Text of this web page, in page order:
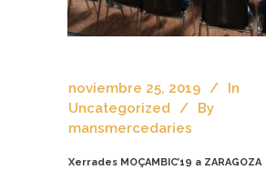
noviembre 25, 2019
In
Uncategorized
By
mansmercedaries
Xerrades MOÇAMBIC’19 a ZARAGOZA